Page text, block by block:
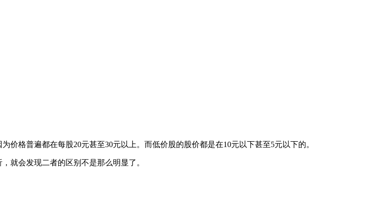
格普遍都在每股20元甚至30元以上。而低价股的股价都是在10元以下甚至5元以下的。
会发现二者的区别不是那么明显了。